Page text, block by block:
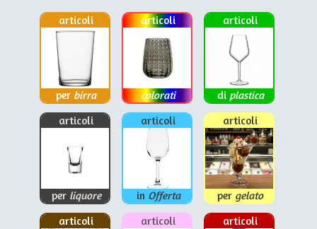
articoli
per birra
articoli
colorati
articoli
di plastica
articoli
per liquore
articoli
in Offerta
articoli
per gelato
articoli
articoli articoli